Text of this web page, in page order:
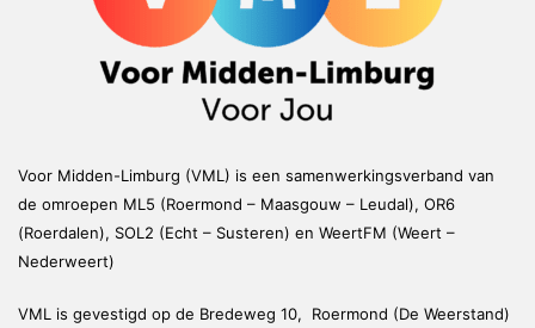
Voor Midden-Limburg (VML) is een samenwerkingsverband van
de omroepen ML5 (Roermond – Maasgouw – Leudal), OR6
(Roerdalen), SOL2 (Echt – Susteren) en WeertFM (Weert –
Nederweert)
VML is gevestigd op de Bredeweg 10, Roermond (De Weerstand)